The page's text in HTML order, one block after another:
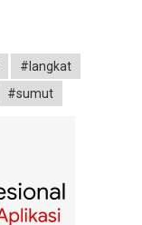
#langkat
#sumut